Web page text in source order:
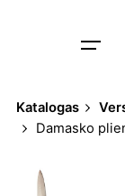
Katalogas
Damasko